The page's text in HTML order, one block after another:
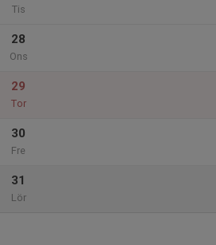
Tis
28
Ons
29
Tor
30
Fre
31
Lör